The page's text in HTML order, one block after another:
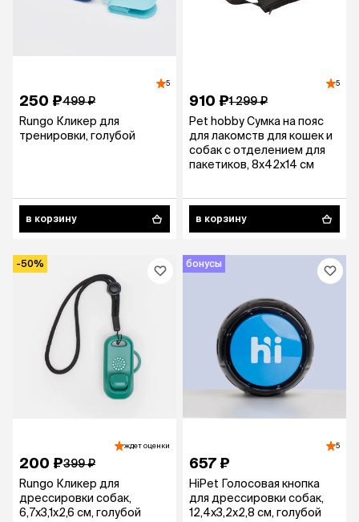
5
250 ₽499 ₽
Rungo Кликер для
тренировки, голубой
в корзину
5
910 ₽1 299 ₽
Pet hobby Сумка на пояс
для лакомств для кошек и
собак с отделением для
пакетиков, 8х42х14 см
в корзину
-50%
ждет оценки
200 ₽399 ₽
Rungo Кликер для
дрессировки собак,
6,7х3,1х2,6 см, голубой
бонусы
5
657 ₽
HiPet Голосовая кнопка
для дрессировки собак,
12,4х3,2х2,8 см, голубой